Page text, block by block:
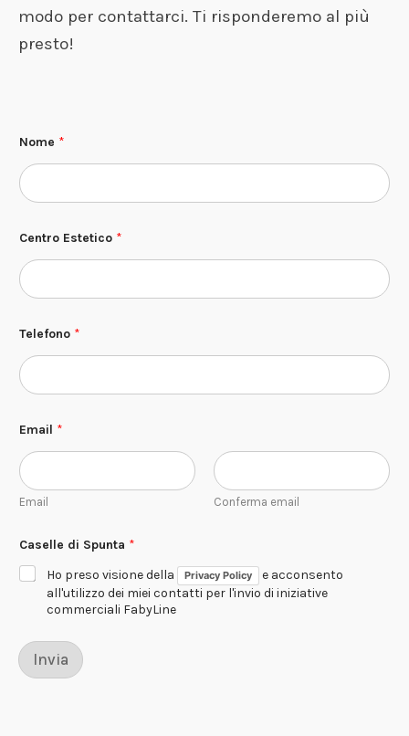
modo per contattarci. Ti risponderemo al più
presto!
Nome *
Centro Estetico *
Telefono *
a
e
l
e
p
n
t
Email *
Email Conferma email
Caselle di Spunta *
Ho preso visione della
Privacy Policy
e acconsento
all'utilizzo dei miei contatti per l'invio di iniziative
commerciali FabyLine
Invia